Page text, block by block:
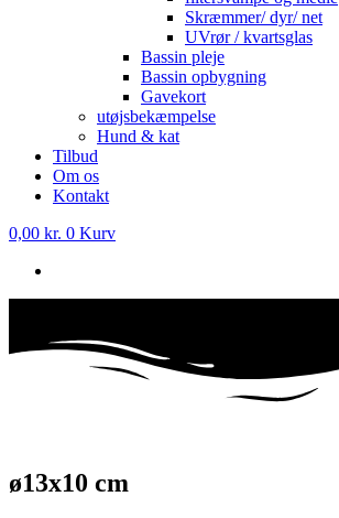
Skræmmer/ dyr/ net
UVrør / kvartsglas
Bassin pleje
Bassin opbygning
Gavekort
utøjsbekæmpelse
Hund & kat
Tilbud
Om os
Kontakt
0,00 kr. 0 Kurv
ø13x10 cm